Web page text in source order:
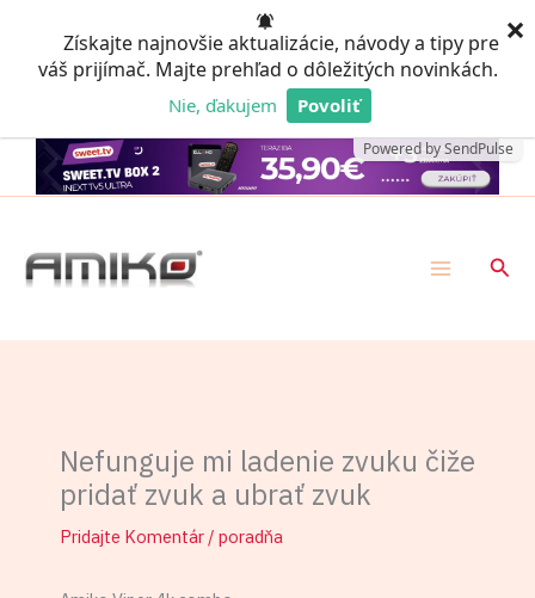
Získajte najnovšie aktualizácie, návody a tipy pre
váš prijímač. Majte prehľad o dôležitých novinkách.
Nie, ďakujem Povoliť
Powered by SendPulse
×
obsah
Nefunguje mi ladenie zvuku čiže
pridať zvuk a ubrať zvuk
Pridajte Komentár / poradňa